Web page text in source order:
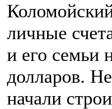
личные
и его семьи
долларов.
начали